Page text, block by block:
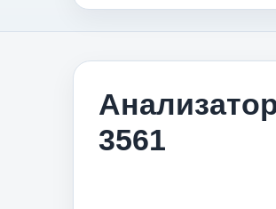
3561